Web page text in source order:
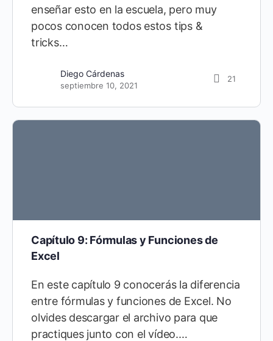
enseñar esto en la escuela, pero muy
pocos conocen todos estos tips &
tricks…
Diego Cárdenas
septiembre 10, 2021
21
Capítulo 9: Fórmulas y Funciones de
Excel
En este capítulo 9 conocerás la diferencia
entre fórmulas y funciones de Excel. No
olvides descargar el archivo para que
practiques junto con el vídeo.…